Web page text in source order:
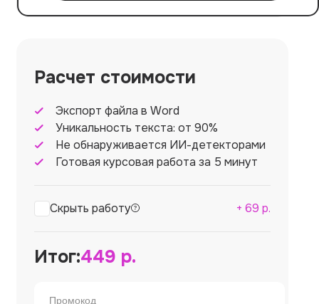
Расчет стоимости
Экспорт файла в Word
Уникальность текста: от 90%
Не обнаруживается ИИ-детекторами
Готовая курсовая работа за 5 минут
Скрыть работу + 69 р.
Итог:449 р.